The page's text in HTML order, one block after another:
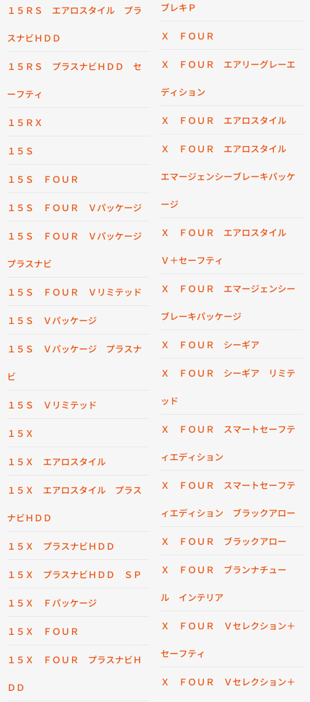
１５ＲＳ エアロスタイル プラ
スナビＨＤＤ
１５ＲＳ プラスナビＨＤＤ セ
ーフティ
１５ＲＸ
１５Ｓ
１５Ｓ ＦＯＵＲ
１５Ｓ ＦＯＵＲ Ｖパッケージ
１５Ｓ ＦＯＵＲ Ｖパッケージ
プラスナビ
１５Ｓ ＦＯＵＲ Ｖリミテッド
１５Ｓ Ｖパッケージ
１５Ｓ Ｖパッケージ プラスナ
ビ
１５Ｓ Ｖリミテッド
１５Ｘ
１５Ｘ エアロスタイル
１５Ｘ エアロスタイル プラス
ナビＨＤＤ
１５Ｘ プラスナビＨＤＤ
１５Ｘ プラスナビＨＤＤ ＳＰ
１５Ｘ Ｆパッケージ
１５Ｘ ＦＯＵＲ
１５Ｘ ＦＯＵＲ プラスナビＨ
ＤＤ
ブレキＰ
Ｘ ＦＯＵＲ
Ｘ ＦＯＵＲ エアリーグレーエ
ディション
Ｘ ＦＯＵＲ エアロスタイル
Ｘ ＦＯＵＲ エアロスタイル
エマージェンシーブレーキパッケ
ージ
Ｘ ＦＯＵＲ エアロスタイル
Ｖ＋セーフティ
Ｘ ＦＯＵＲ エマージェンシー
ブレーキパッケージ
Ｘ ＦＯＵＲ シーギア
Ｘ ＦＯＵＲ シーギア リミテ
ッド
Ｘ ＦＯＵＲ スマートセーフテ
ィエディション
Ｘ ＦＯＵＲ スマートセーフテ
ィエディション ブラックアロー
Ｘ ＦＯＵＲ ブラックアロー
Ｘ ＦＯＵＲ ブランナチュー
ル インテリア
Ｘ ＦＯＵＲ Ｖセレクション＋
セーフティ
Ｘ ＦＯＵＲ Ｖセレクション＋